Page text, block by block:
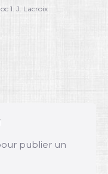
1. J. Lacroix
publier un